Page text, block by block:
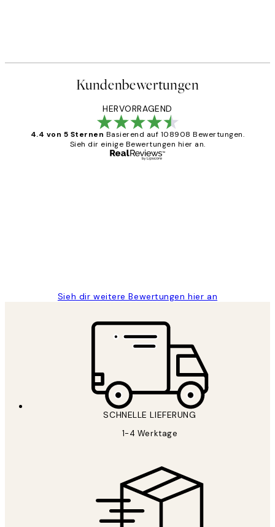
Kundenbewertungen
HERVORRAGEND
4.4 von 5 Sternen Basierend auf 108908 Bewertungen.
Sieh dir einige Bewertungen hier an.
Sieh dir weitere Bewertungen hier an
SCHNELLE LIEFERUNG
1-4 Werktage